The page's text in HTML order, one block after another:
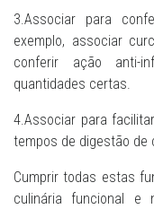
3.Associar para
exemplo, associar
conferir ação anti-
quantidades certas.
4.Associar para
tempos de digestão de
Cumprir todas estas
culinária funcional e